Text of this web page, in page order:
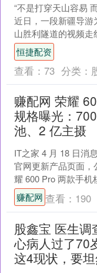
“不是打穿天山容易
近日，一段新疆导游
山胜利隧道的视频走
情 让无数网友热血沸
提升3....
恒捷配资
查看： 73 分类：
赚配网 荣耀
规格曝光：
池、2 亿主摄
IT之家 4 月 18 日消
官网更新产品页面，
耀 600 Pro 两款手机
面，该系列手机均采
赚配网 查看： 190
股鑫宝 医生调
心病人过了70
这4现状，要